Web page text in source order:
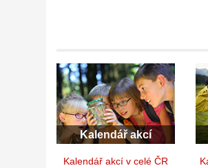
Kalendář akcí
Kalendář akcí v celé ČR